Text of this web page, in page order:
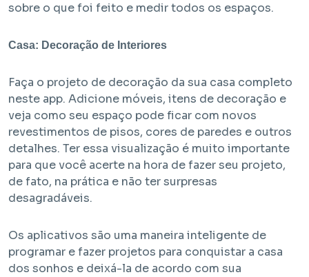
sobre o que foi feito e medir todos os espaços.
Casa: Decoração de Interiores
Faça o projeto de decoração da sua casa completo
neste app. Adicione móveis, itens de decoração e
veja como seu espaço pode ficar com novos
revestimentos de pisos, cores de paredes e outros
detalhes. Ter essa visualização é muito importante
para que você acerte na hora de fazer seu projeto,
de fato, na prática e não ter surpresas
desagradáveis.
Os aplicativos são uma maneira inteligente de
programar e fazer projetos para conquistar a casa
dos sonhos e deixá-la de acordo com sua